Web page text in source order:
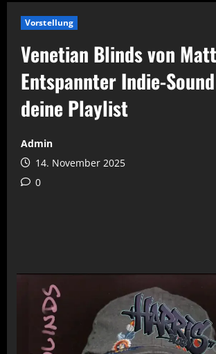
Vorstellung
Venetian Blinds von
Entspannter Indie-
deine Playlist
Admin
14. November 2025
0